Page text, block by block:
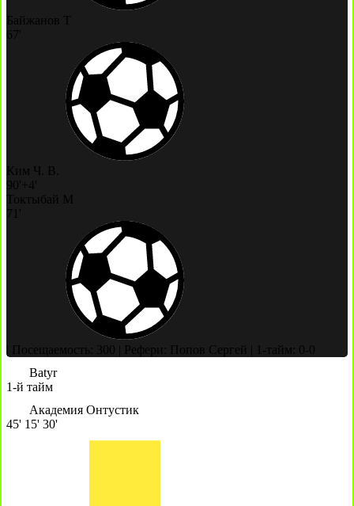
Байжанов Т
67'
Ким Ч. В.
90'+4'
Токтыбай М
71'
Посещаемость: 300 Рефери: Попов Сергей
1-тайм: 0-0
Batyr
1-й тайм
Академия Онтустик
45' 15' 30'